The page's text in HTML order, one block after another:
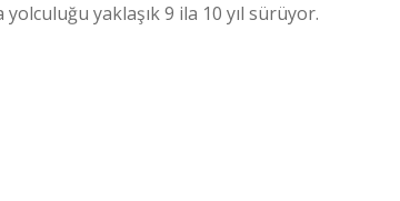
yolculuğu yaklaşık 9 ila 10 yıl sürüyor.